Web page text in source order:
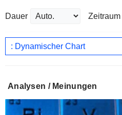
Dauer Zeitraum
: Dynamischer Chart
Analysen / Meinungen